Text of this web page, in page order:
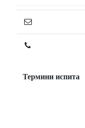
Термини испита